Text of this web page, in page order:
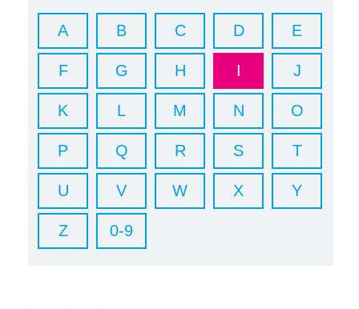
A B C D E
F G H I J
K L M N O
P Q R S T
U V W X Y
Z 0-9